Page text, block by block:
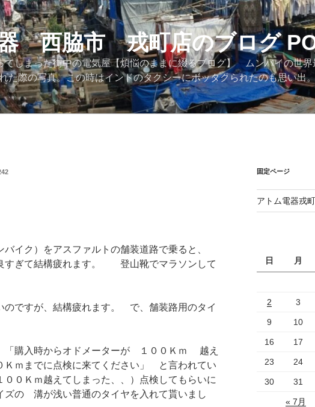
西脇市 戎町店のブログ
てしまった街中の電気屋【煩悩のままに綴るブログ】 ムンバイの世
た際の写真。この時はインドのタクシーにボッタクられたのも思い出
イク）をアスファルトの舗装道路で乗ると、
すぎて結構疲れます。 登山靴でマラソンして
ですが、結構疲れます。 で、舗装路用のタイ
「購入時からオドメーターが １００Ｋｍ 越え
Ｋｍまでに点検に来てください」 と言われてい
００Ｋｍ越えてしまった、、）点検してもらいに
の 溝が浅い普通のタイヤを入れて貰いまし
固定ページ
アトム電器戎
日
月
2 3
9 10
16 17
23 24
30 31
« 7月